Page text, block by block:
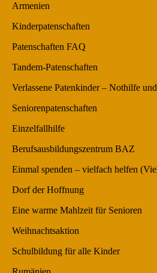
Armenien
Kinderpatenschaften
Patenschaften FAQ
Tandem-Patenschaften
Verlassene Patenkinder – Nothilfe
Seniorenpatenschaften
Einzelfallhilfe
Berufsausbildungszentrum BAZ
Einmal spenden – vielfach helfen
Dorf der Hoffnung
Eine warme Mahlzeit für Senioren
Weihnachtsaktion
Schulbildung für alle Kinder